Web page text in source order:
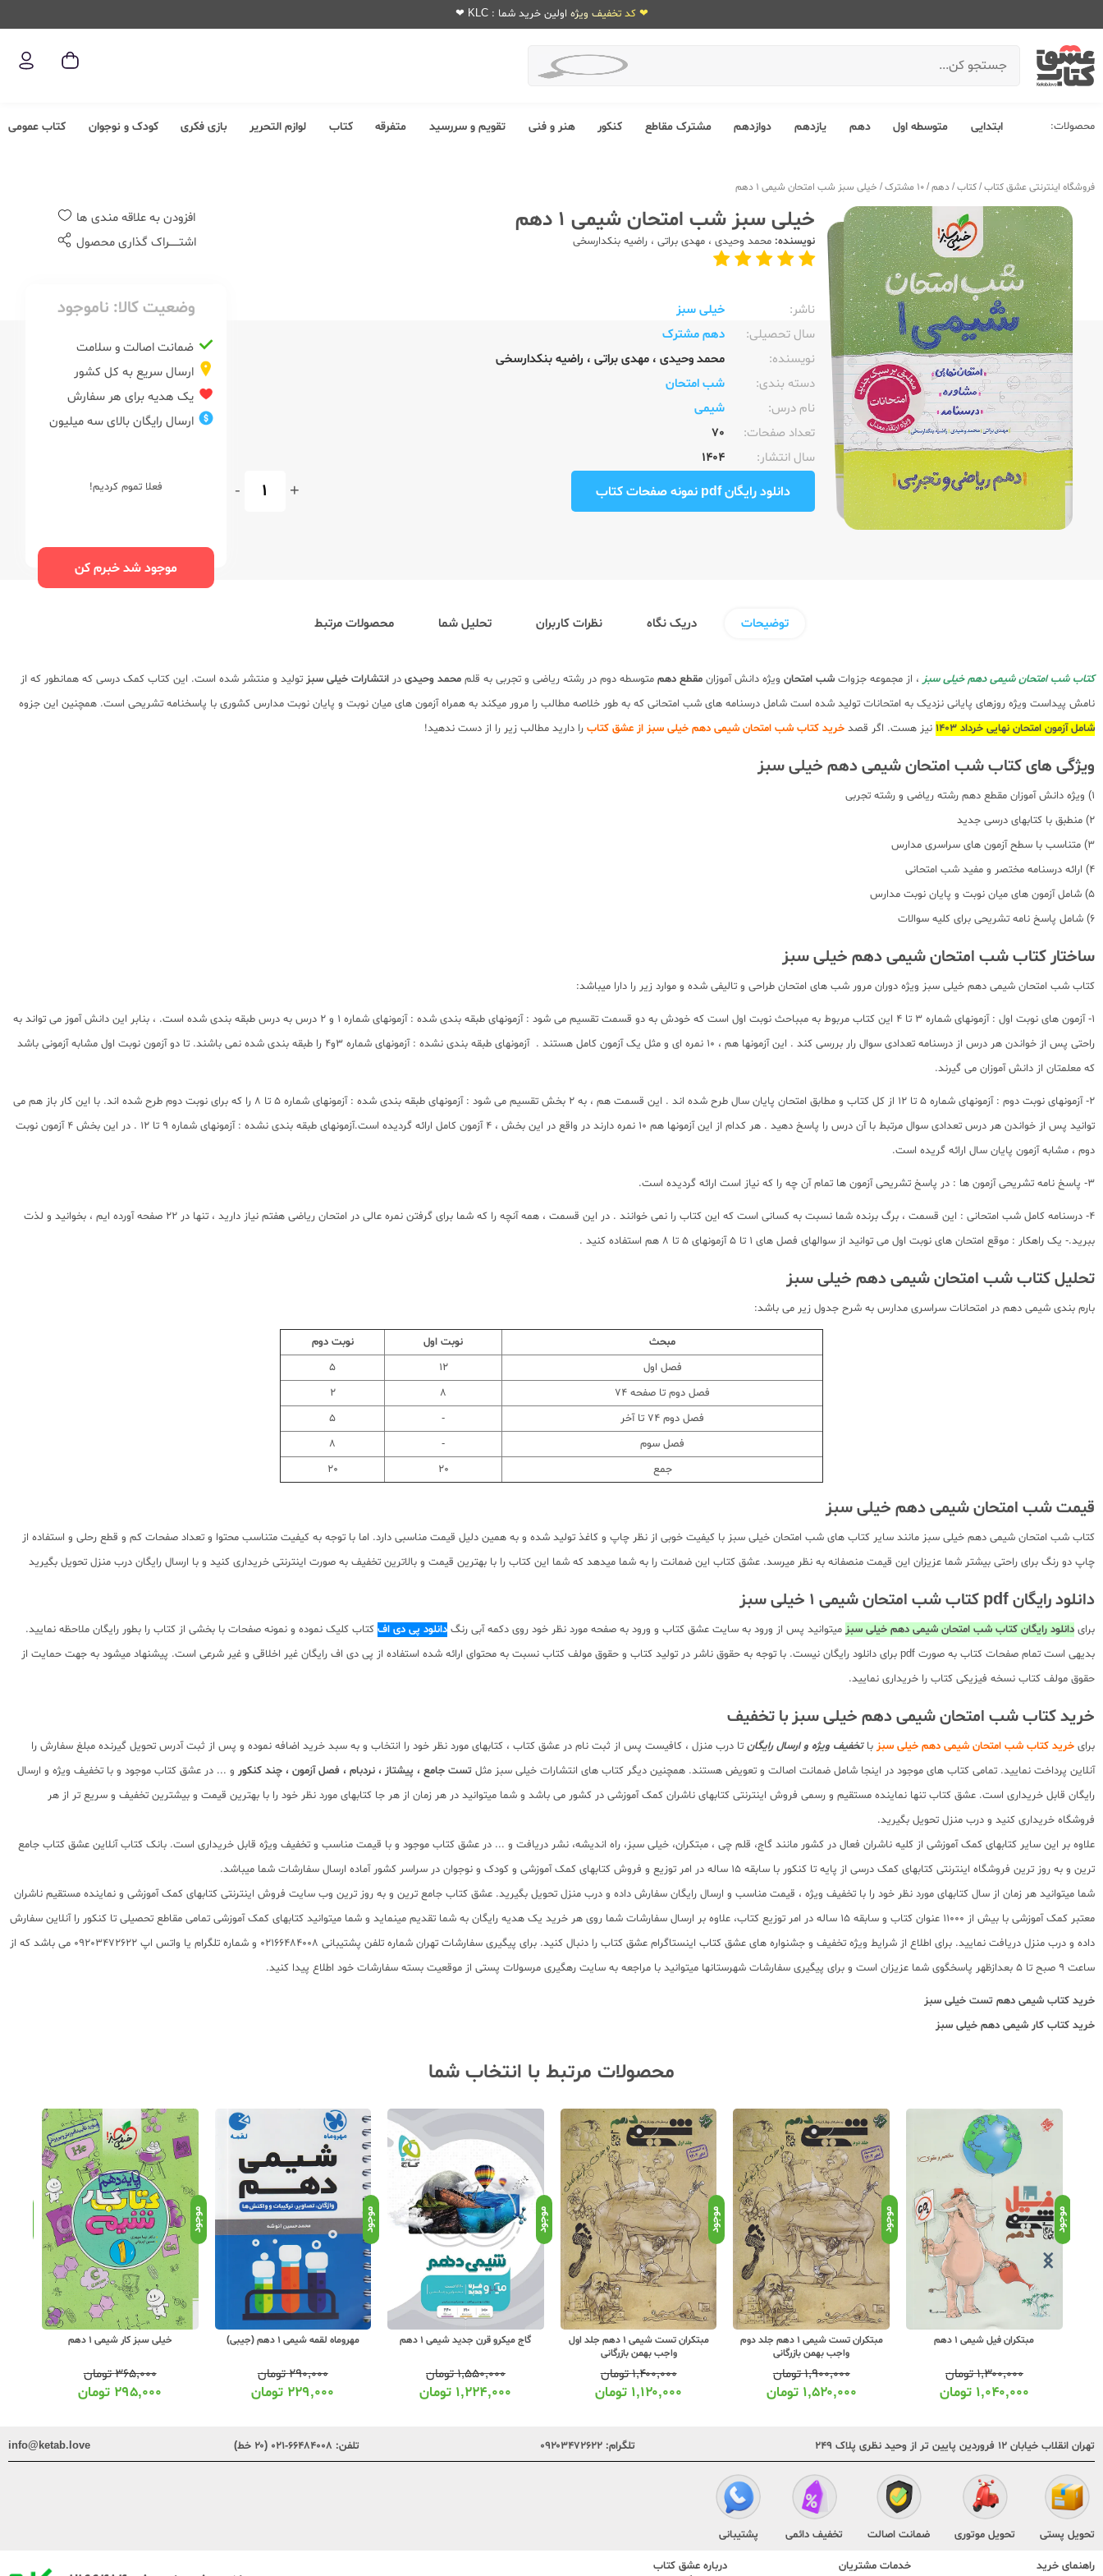
❤ کد تخفیف ویژه اولین خرید شما : KLC ❤
محصولات: ابتدایی متوسطه اول دهم یازدهم دوازدهم مشترک مقاطع کنکور هنر و فنی تقویم و سررسید متفرقه کتاب لوازم التحریر بازی فکری کودک و نوجوان کتاب عمومی
فروشگاه اینترنتی عشق کتاب/کتاب/دهم/10 مشترک / خیلی سبز شب امتحان شیمی 1 دهم
خیلی سبز شب امتحان شیمی 1 دهم
نویسنده: محمد وحیدی ، مهدی براتی ، راضیه بنکدارسخی
ناشر:‌
خیلی سبز
سال تحصیلی:‌
دهم مشترک
نویسنده:‌
محمد وحیدی ، مهدی براتی ، راضیه بنکدارسخی
دسته بندی:
شب امتحان
نام درس:
شیمی
تعداد صفحات:‌
70
سال انتشار:‌
1404
دانلود رایگان pdf نمونه صفحات کتاب +
-
افزودن به علاقه مندی ها
اشتــــــراک گذاری محصول
وضعیت کالا: ناموجود
ضمانت اصالت و سلامت
ارسال سریع به کل کشور
یک هدیه برای هر سفارش
ارسال رایگان بالای سه میلیون
فعلا تموم کردیم!
موجود شد خبرم کن
توضیحات دریک نگاه نظرات کاربران تحلیل شما محصولات مرتبط
کتاب شب امتحان شیمی دهم خیلی سبز، از مجموعه جزوات شب امتحان ویژه دانش آموزان مقطع دهم متوسطه دوم در رشته ریاضی و تجربی به قلم محمد وحیدی در انتشارات خیلی سبز تولید و منتشر شده است. این کتاب کمک درسی که همانطور که از
نامش پیداست ویژه روزهای پایانی نزدیک به امتحانات تولید شده است شامل درسنامه های شب امتحانی که به طور خلاصه مطالب را مرور میکند به همراه آزمون های میان نوبت و پایان نوبت مدارس کشوری با پاسخنامه تشریحی است. همچنین این جزوه
شامل آزمون امتحان نهایی خرداد 1403
نیز هست. اگر قصد خرید کتاب شب امتحان شیمی دهم خیلی سبز از عشق کتاب را دارید مطالب زیر را از دست ندهید!
ویژگی های کتاب شب امتحان شیمی دهم خیلی سبز
1) ویژه دانش آموزان مقطع دهم رشته ریاضی و رشته تجربی
2) منطبق با کتابهای درسی جدید
3) متناسب با سطح آزمون های سراسری مدارس
4) ارائه درسنامه مختصر و مفید شب امتحانی
5) شامل آزمون های میان نوبت و پایان نوبت مدارس
6) شامل پاسخ نامه تشریحی برای کلیه سوالات
ساختار کتاب شب امتحان شیمی دهم خیلی سبز
کتاب شب امتحان شیمی دهم خیلی سبز ویژه دوران مرور شب های امتحان طراحی و تالیفی شده و موارد زیر را دارا میباشد:
1- آزمون های نوبت اول : آزمونهای شماره 3 تا 4 این کتاب مربوط به مبباحث نوبت اول است که خودش به دو قسمت تقسیم می شود : آزمونهای طبقه بندی شده : آزمونهای شماره 1 و 2 درس به درس طبقه بندی شده است. ، بنابر این دانش آموز می تواند به
راحتی پس از خواندن هر درس از درسنامه تعدادی سوال رار بررسی کند . این آزمونها هم ، 10 نمره ای و مثل یک آزمون کامل هستند . آزمونهای طبقه بندی نشده : آزمونهای شماره 3و4 را طبقه بندی شده نمی باشند. تا دو آزمون نوبت اول مشابه آزمونی باشد
که معلمتان از دانش آموزان می گیرند.
2- آزمونهای نوبت دوم : آزمونهای شماره 5 تا 12 از کل کتاب و مطابق امتحان پایان سال طرح شده اند . این قسمت هم ، به 2 بخش تقسیم می شود : آزمونهای طبقه بندی شده : آزمونهای شماره 5 تا 8 را که برای نوبت دوم طرح شده اند. با این کار باز هم می
توانید پس از خواندن هر درس تعدادی سوال مرتبط با آن درس را پاسخ دهید . هر کدام از این آزمونها هم 10 نمره دارند در واقع در این بخش ، 4 آزمون کامل ارائه گردیده است.آزمونهای طبقه بندی نشده : آزمونهای شماره 9 تا 12 . در این بخش 4 آزمون نوبت
دوم ، مشابه آزمون پایان سال ارائه گریده است.
3- پاسخ نامه تشریحی آزمون ها : در پاسخ تشریحی آزمون ها تمام آن چه را که نیاز است ارائه گردیده است.
4- درسنامه کامل شب امتحانی : این قسمت ، برگ برنده شما نسبت به کسانی است که این کتاب را نمی خوانند . در این قسمت ، همه آنچه را که شما برای گرفتن نمره عالی در امتحان ریاضی هفتم نیاز دارید ، تنها در 22 صفحه آورده ایم ، بخوانید و لذت
ببرید.- یک راهکار : موقع امتحان های نوبت اول می توانید از سوالهای فصل های 1 تا 5 آزمونهای 5 تا 8 هم استفاده کنید .
تحلیل کتاب شب امتحان شیمی دهم خیلی سبز
بارم بندی شیمی دهم در امتحانات سراسری مدارس به شرح جدول زیر می باشد:
مبحث نوبت اول
نوبت دوم
فصل اول
12
5
فصل دوم تا صفحه 74
8
2
فصل دوم 74 تا آخر
-
5
فصل سوم
-
8
جمع
20
20
قیمت شب امتحان شیمی دهم خیلی سبز
کتاب شب امتحان شیمی دهم خیلی سبز مانند سایر کتاب های شب امتحان خیلی سبز با کیفیت خوبی از نظر چاپ و کاغذ تولید شده و به همین دلیل قیمت مناسبی دارد. اما با توجه به کیفیت متناسب محتوا و تعداد صفحات کم و قطع رحلی و استفاده از
چاپ دو رنگ برای راحتی بیشتر شما عزیزان این قیمت منصفانه به نظر میرسد. عشق کتاب این ضمانت را به شما میدهد که شما این کتاب را با بهترین قیمت و بالاترین تخفیف به صورت اینترنتی خریداری کنید و با ارسال رایگان درب منزل تحویل بگیرید
دانلود رایگان pdf کتاب شب امتحان شیمی 1 خیلی سبز
برای دانلود رایگان کتاب شب امتحان شیمی دهم خیلی سبز میتوانید پس از ورود به سایت عشق کتاب و ورود به صفحه مورد نظر خود روی دکمه آبی رنگ دانلود پی دی اف کتاب کلیک نموده و نمونه صفحات با بخشی از کتاب را بطور رایگان ملاحظه نمایید.
بدیهی است تمام صفحات کتاب به صورت pdf برای دانلود رایگان نیست. با توجه به حقوق ناشر در تولید کتاب و حقوق مولف کتاب نسبت به محتوای ارائه شده استفاده از پی دی اف رایگان غیر اخلاقی و غیر شرعی است. پیشنهاد میشود به جهت حمایت از
حقوق مولف کتاب نسخه فیزیکی کتاب را خریداری نمایید.
خرید کتاب شب امتحان شیمی دهم خیلی سبز با تخفیف
برای خرید کتاب شب امتحان شیمی دهم خیلی سبز باتخفیف ویژه و ارسال رایگان تا درب منزل ، کافیست پس از ثبت نام در عشق کتاب ، کتابهای مورد نظر خود را انتخاب و به سبد خرید اضافه نموده و پس از ثبت آدرس تحویل گیرنده مبلغ سفارش را
آنلاین پرداخت نمایید. تمامی کتاب های موجود در اینجا شامل ضمانت اصالت و تعویض هستند. همچنین دیگر کتاب های انتشارات خیلی سبز مثل تست جامع ، پیشتاز ، نردبام ، فصل آزمون ، چند کنکور و ... در عشق کتاب موجود و با تخفیف ویژه و ارسال
رایگان قابل خریداری است. عشق کتاب تنها نماینده مستقیم و رسمی فروش اینترنتی کتابهای ناشران کمک آموزشی در کشور می باشد و شما میتوانید در هر زمان از هر جا کتابهای مورد نظر خود را با بهترین قیمت و بیشترین تخفیف و سریع تر از هر
فروشگاه خریداری کنید و درب منزل تحویل بگیرید.
علاوه بر این سایر کتابهای کمک آموزشی از کلیه ناشران فعال در کشور مانند گاج، قلم چی ، مبتکران، خیلی سبز، راه اندیشه، نشر دریافت و ... در عشق کتاب موجود و با قیمت مناسب و تخفیف ویژه قابل خریداری است. بانک کتاب آنلاین عشق کتاب جامع
ترین و به روز ترین فروشگاه اینترنتی کتابهای کمک درسی از پایه تا کنکور با سابقه 15 ساله در امر توزیع و فروش کتابهای کمک آموزشی و کودک و نوجوان در سراسر کشور آماده ارسال سفارشات شما میباشد.
شما میتوانید هر زمان از سال کتابهای مورد نظر خود را با تخفیف ویژه ، قیمت مناسب و ارسال رایگان سفارش داده و درب منزل تحویل بگیرید. عشق کتاب جامع ترین و به روز ترین وب سایت فروش اینترنتی کتابهای کمک آموزشی و نماینده مستقیم ناشران
معتبر کمک آموزشی با بیش از 11000 عنوان کتاب و سابقه 15 ساله در امر توزیع کتاب، علاوه بر ارسال سفارشات شما روی هر خرید یک هدیه رایگان به شما تقدیم مینماید و شما میتوانید کتابهای کمک آموزشی تمامی مقاطع تحصیلی تا کنکور را آنلاین سفارش
داده و درب منزل دریافت نمایید. برای اطلاع از شرایط ویژه تخفیف و جشنواره های عشق کتاب اینستاگرام عشق کتاب را دنبال کنید. برای پیگیری سفارشات تهران شماره تلفن پشتیبانی 02166484008 و شماره تلگرام یا واتس اپ 09203472622 می باشد که از
ساعت 9 صبح تا 5 بعدازظهر پاسخگوی شما عزیزان است و برای پیگیری سفارشات شهرستانها میتوانید با مراجعه به سایت رهگیری مرسولات پستی از موقعیت بسته سفارشات خود اطلاع پیدا کنید.
خرید کتاب شیمی دهم تست خیلی سبز
خرید کتاب کار شیمی دهم خیلی سبز
محصولات مرتبط با انتخاب شما
موجود
مبتکران تست شیمی 1 دهم جلد دوم
۱,۹۰۰,۰۰۰تومان
۱,۵۲۰,۰۰۰ تومان
موجود
مبتکران تست شیمی 1 دهم جلد اول
واجب بهمن بازرگانی
۱,۴۰۰,۰۰۰تومان
۱,۱۲۰,۰۰۰تومان
موجود
گاج میکرو قرن جدید شیمی 1 دهم
۱,۵۵۰,۰۰۰تومان
۱,۲۲۴,۰۰۰ تومان
موجود
مهروماه لقمه شیمی 1 دهم (جیبی)
۲۹۰,۰۰۰تومان
۲۲۹,۰۰۰تومان
موجود
خیلی سبز کار شیمی 1 دهم
۳۶۵,۰۰۰تومان
۲۹۵,۰۰۰ تومان
موجود
۱۳۹,۰۰۰تومان
۱۱۲,۰۰۰تومان
تهران انقلاب خیابان ۱۲ فروردین پایین تر از وحید نظری پلاک ۲۴۹ تلگرام: ۰۹۲۰۳۴۷۲۶۲۲ تلفن: ۶۶۴۸۴۰۰۸-۰۲۱ (۲۰ خط) info@ketab.love
تحویل پستی تحویل موتوری ضمانت اصالت تخفیف دائمی پشتیبانی
راهنمای خرید خدمات مشتریان درباره عشق کتاب